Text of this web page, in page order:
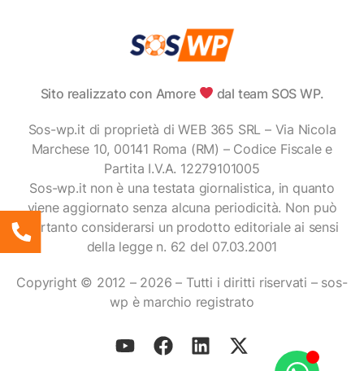
Sito realizzato con Amore dal team SOS WP.
Sos-wp.it di proprietà di WEB 365 SRL – Via Nicola
Marchese 10, 00141 Roma (RM) – Codice Fiscale e
Partita I.V.A. 12279101005
Sos-wp.it non è una testata giornalistica, in quanto
viene aggiornato senza alcuna periodicità. Non può
pertanto considerarsi un prodotto editoriale ai sensi
della legge n. 62 del 07.03.2001
Copyright © 2012 – 2026 – Tutti i diritti riservati – sos-
wp è marchio registrato